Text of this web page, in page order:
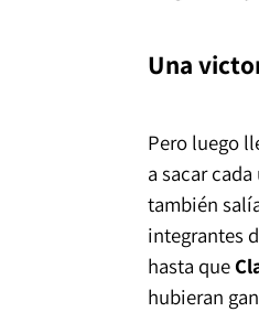
Una
Pero luego
a sacar
también
integrantes
hasta que
hubieran